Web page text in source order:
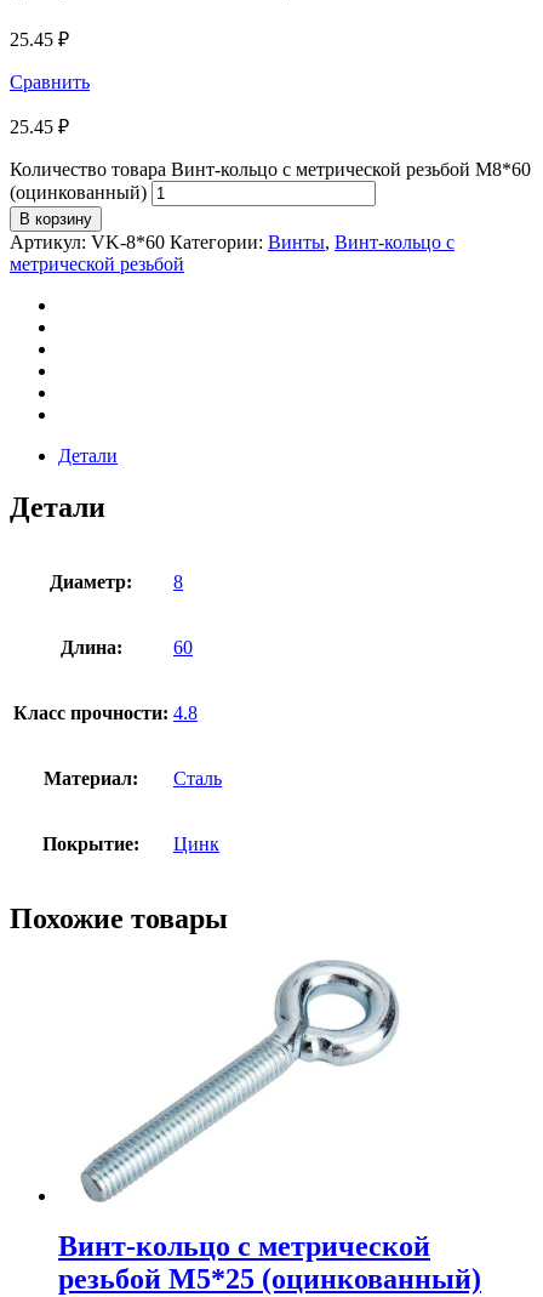
25.45 ₽
Сравнить
25.45 ₽
Количество товара Винт-кольцо с метрической резьбой М8*60
(оцинкованный)
В корзину
Артикул: VK-8*60 Категории: Винты, Винт-кольцо с
метрической резьбой
Детали
Детали
Диаметр: 8
Длина: 60
Класс прочности: 4.8
Материал: Сталь
Покрытие: Цинк
Похожие товары
Винт-кольцо с метрической
резьбой М5*25 (оцинкованный)